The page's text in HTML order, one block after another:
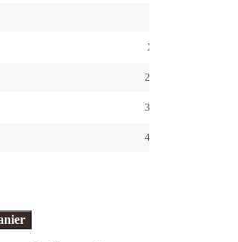
XL
2XL
3XL
4XL